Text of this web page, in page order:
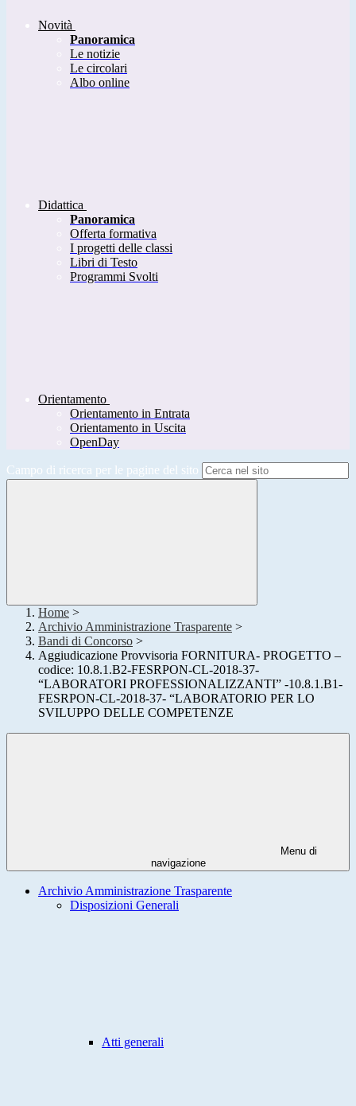
Novità
Panoramica
Le notizie
Le circolari
Albo online
Didattica
Panoramica
Offerta formativa
I progetti delle classi
Libri di Testo
Programmi Svolti
Orientamento
Orientamento in Entrata
Orientamento in Uscita
OpenDay
Campo di ricerca per le pagine del sito
Home >
Archivio Amministrazione Trasparente >
Bandi di Concorso >
Aggiudicazione Provvisoria FORNITURA- PROGETTO –
codice: 10.8.1.B2-FESRPON-CL-2018-37-
“LABORATORI PROFESSIONALIZZANTI” -10.8.1.B1-
FESRPON-CL-2018-37- “LABORATORIO PER LO
SVILUPPO DELLE COMPETENZE
Menu di
navigazione
Archivio Amministrazione Trasparente
Disposizioni Generali
Atti generali